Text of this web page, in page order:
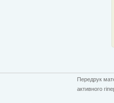
Передрук
активного